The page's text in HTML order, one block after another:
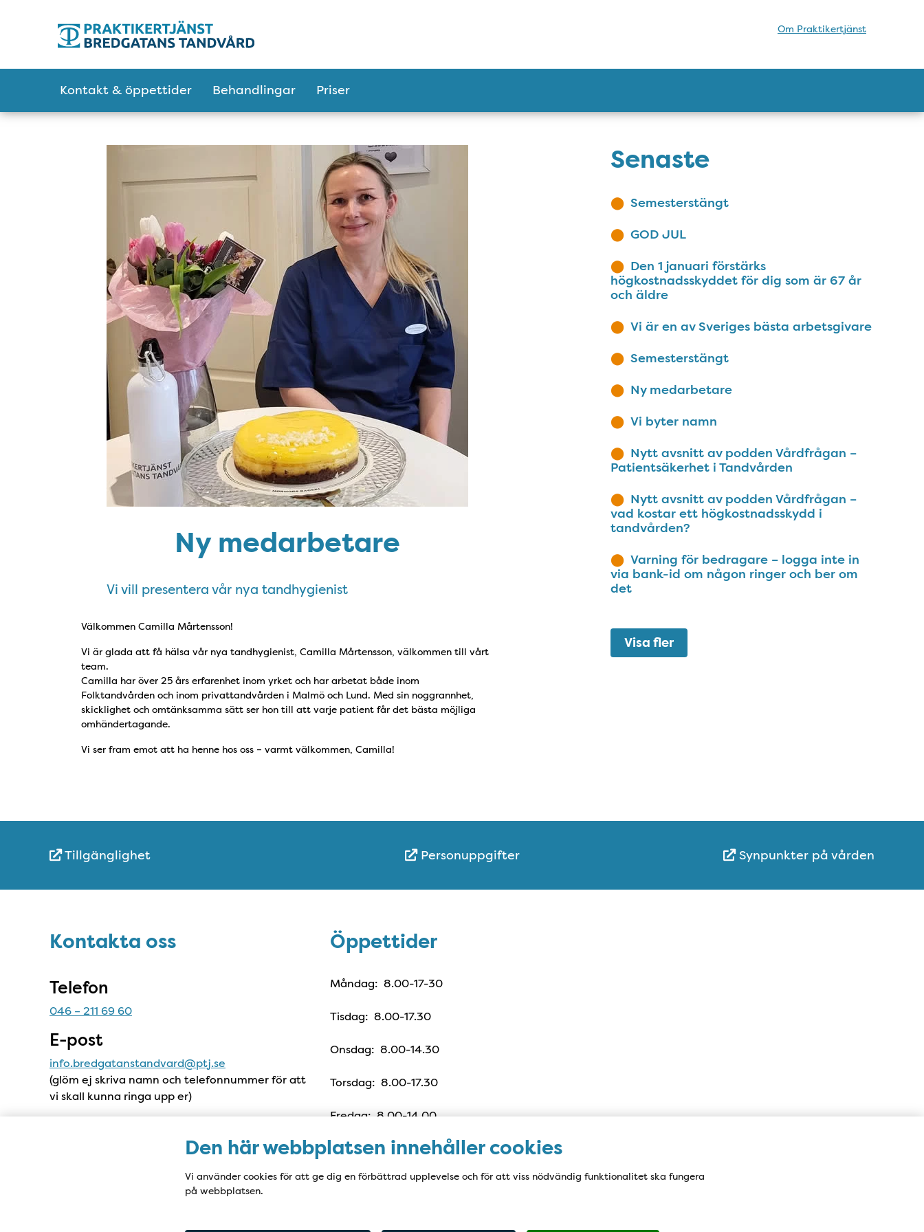
Den här webbplatsen innehåller cookies
Vi använder cookies för att ge dig en förbättrad upplevelse och för att viss nödvändig funktionalitet ska fungera
på webbplatsen.
Om Praktikertjänst
Kontakt & öppettider Behandlingar Priser
Ny medarbetare
Vi vill presentera vår nya tandhygienist
Välkommen Camilla Mårtensson!
Vi är glada att få hälsa vår nya tandhygienist, Camilla Mårtensson, välkommen till vårt
team.
Camilla har över 25 års erfarenhet inom yrket och har arbetat både inom
Folktandvården och inom privattandvården i Malmö och Lund. Med sin noggrannhet,
skicklighet och omtänksamma sätt ser hon till att varje patient får det bästa möjliga
omhändertagande.
Vi ser fram emot att ha henne hos oss – varmt välkommen, Camilla!
Senaste
Semesterstängt
GOD JUL
Den 1 januari förstärks
högkostnadsskyddet för dig som är 67 år
och äldre
Vi är en av Sveriges bästa arbetsgivare
Semesterstängt
Ny medarbetare
Vi byter namn
Nytt avsnitt av podden Vårdfrågan –
Patientsäkerhet i Tandvården
Nytt avsnitt av podden Vårdfrågan –
vad kostar ett högkostnadsskydd i
tandvården?
Varning för bedragare – logga inte in
via bank-id om någon ringer och ber om
det
Visa fler
Snabblänkar
Tillgänglighet Personuppgifter Synpunkter på vården
Kontakta oss
Kontakta oss
Telefon
046 – 211 69 60
E-post
info.bredgatanstandvard@ptj.se
(glöm ej skriva namn och telefonnummer för att
vi skall kunna ringa upp er)
Öppettider
Öppettider
Måndag: 8.00-17-30
Tisdag: 8.00-17.30
Onsdag: 8.00-14.30
Torsdag: 8.00-17.30
Fredag: 8.00-14.00